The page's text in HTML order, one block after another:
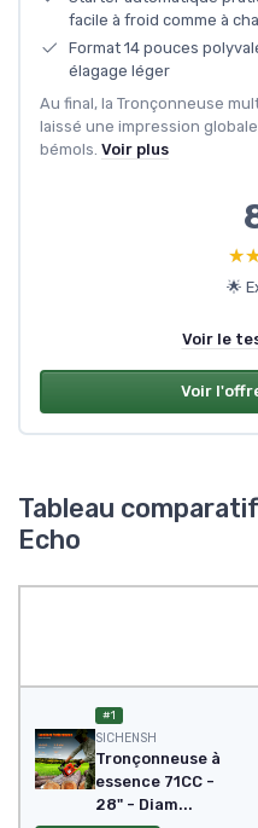
facile à froid comme à
Format 14 pouces
élagage léger
Au final, la Tronçonneuse
laissé une impression
bémols. Voir plus
🌟
Voir le
Voir
Tableau
Echo
#1
SICHENSH
Tronçonneuse à
essence 71CC -
28" - Diam...